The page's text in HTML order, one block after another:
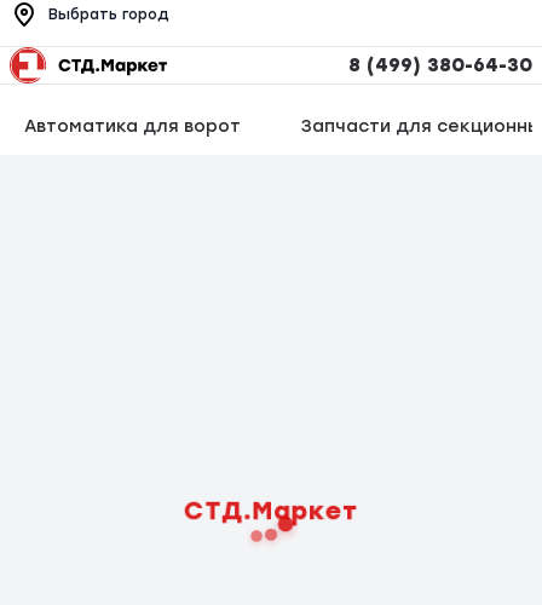
Выбрать город
8 (499) 380-64-30
Автоматика для ворот Запчасти для
СТД.Маркет